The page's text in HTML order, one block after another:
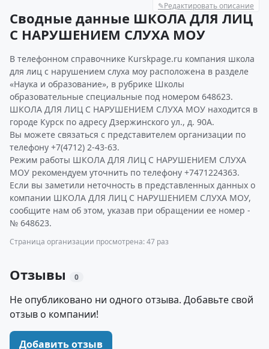
✎Редактировать описание
Сводные данные ШКОЛА ДЛЯ ЛИЦ
С НАРУШЕНИЕМ СЛУХА МОУ
В телефонном справочнике Kurskpage.ru компания школа
для лиц с нарушением слуха моу расположена в разделе
«Наука и образование», в рубрике Школы
образовательные специальные под номером 648623.
ШКОЛА ДЛЯ ЛИЦ С НАРУШЕНИЕМ СЛУХА МОУ находится в
городе Курск по адресу Дзержинского ул., д. 90А.
Вы можете связаться с представителем организации по
телефону +7(4712) 2-43-63.
Режим работы ШКОЛА ДЛЯ ЛИЦ С НАРУШЕНИЕМ СЛУХА
МОУ рекомендуем уточнить по телефону +7471224363.
Если вы заметили неточность в представленных данных о
компании ШКОЛА ДЛЯ ЛИЦ С НАРУШЕНИЕМ СЛУХА МОУ,
сообщите нам об этом, указав при обращении ее номер -
№ 648623.
Страница организации просмотрена: 47 раз
Отзывы 0
Не опубликовано ни одного отзыва. Добавьте свой
отзыв о компании!
Добавить отзыв